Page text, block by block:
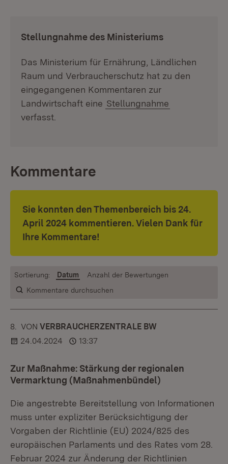
:Stellungnahme des Ministeriums
Das Ministerium für Ernährung, Ländlichen
Raum und Verbraucherschutz hat zu den
eingegangenen Kommentaren zur
Landwirtschaft eine Stellungnahme
verfasst.
Kommentare
Sie konnten den Themenbereich bis 24.
April 2024 kommentieren. Vielen Dank für
Ihre Kommentare!
Kommentare durchsuchen
Sortierung: Datum Anzahl der Bewertungen
8. KOMMENTAR
VON :VERBRAUCHERZENTRALE BW
24.04.2024
13:37
Zur Maßnahme: Stärkung der regionalen
Vermarktung (Maßnahmenbündel)
Die angestrebte Bereitstellung von Informationen
muss unter expliziter Berücksichtigung der
Vorgaben der Richtlinie (EU) 2024/825 des
europäischen Parlaments und des Rates vom 28.
Februar 2024 zur Änderung der Richtlinien